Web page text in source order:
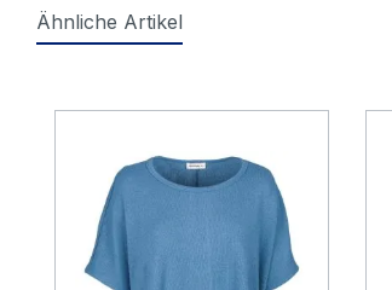
Ähnliche Artikel